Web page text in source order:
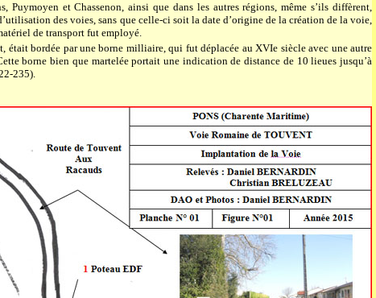
Puymoyen et Chassenon, ainsi que dans les autres régions, même s’ils diffèrent,
des voies, sans que celle-ci soit la date d’origine de la création de la voie,
de transport fut employé.
était bordée par une borne milliaire, qui fut déplacée au XVIe siècle avec une autre
borne bien que martelée portait une indication de distance de 10 lieues jusqu’à
235).